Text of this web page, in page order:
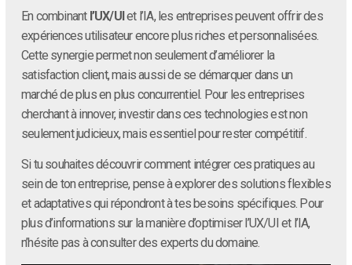
En combinant l’UX/UIet l’IA, les entreprises peuvent offrir des
expériences utilisateur encore plus riches et personnalisées.
Cette synergie permet non seulement d’améliorer la
satisfaction client, mais aussi de se démarquer dans un
marché de plus en plus concurrentiel. Pour les entreprises
cherchant à innover, investir dans ces technologies est non
seulement judicieux, mais essentiel pour rester compétitif.
Si tu souhaites découvrir comment intégrer ces pratiques au
sein de ton entreprise, pense à explorer des solutions flexibles
et adaptatives qui répondront à tes besoins spécifiques. Pour
plus d’informations sur la manière d’optimiser l’UX/UI et l’IA,
n’hésite pas à consulter des experts du domaine.